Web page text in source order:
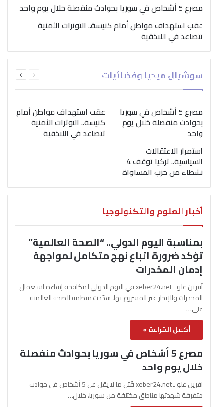
مصرع 5 أشخاص في سوريا بحوادث منفصلة خلال يوم واحد
عقب استهداف مواطن أمام كنيسة.. التوترات الأمنية
تتصاعد في اللاذقية
سوشيال ميديا وفضائيات الصفحةالصفحة
بمناسبة اليوم الدولي..
“الصحة العالمية” تؤكد
ضرورة اتباع نهج متكامل
لمواجهة إدمان المخدرات
مصرع 5 أشخاص في سوريا
بحوادث منفصلة خلال يوم
واحد
عقب استهداف مواطن أمام
كنيسة.. التوترات الأمنية
تتصاعد في اللاذقية
استمرار الاعتقالات
السياسية.. تركيا توقف 4
نشطاء من حزب المساواة
أخبار العلوم والتكنولوجيا
بمناسبة اليوم الدولي.. “الصحة العالمية”
تؤكد ضرورة اتباع نهج متكامل لمواجهة
إدمان المخدرات
آفرين علو ـ xeber24.net في اليوم الدولي لمكافحة إساءة استعمال
المخدرات والإتجار غير المشروع بها، شدّدت منظمة الصحة العالمية
على…
أكمل القراءة »
مصرع 5 أشخاص في سوريا بحوادث منفصلة
خلال يوم واحد
آفرين علو ـ xeber24.net قُتل ما لا يقل عن 5 أشخاص في حوادث
متفرقة شهدتها مناطق مختلفة من سوريا، خلال…